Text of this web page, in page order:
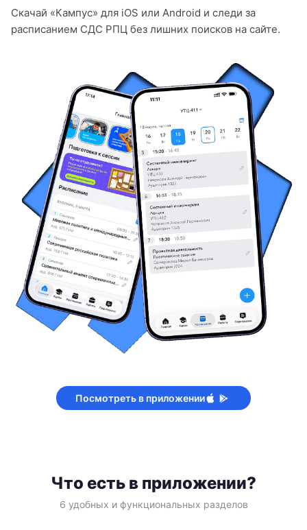
Скачай «Кампус» для iOS или Android и следи за
расписанием СДС РПЦ без лишних поисков на сайте.
Посмотреть в приложении
Что есть в приложении?
6 удобных и функциональных разделов